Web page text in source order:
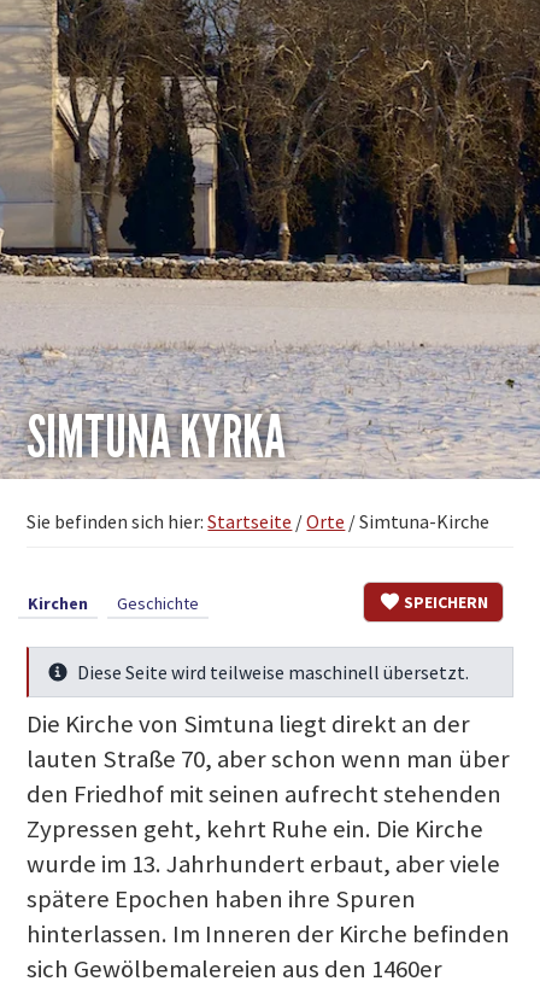
SIMTUNA KYRKA
Sie befinden sich hier:Startseite /Orte /Simtuna-Kirche
SPEICHERN
Kirchen Geschichte
Mehr Infos
Diese Seite wird teilweise maschinell übersetzt.
Die Kirche von Simtuna liegt direkt an der
lauten Straße 70, aber schon wenn man über
den Friedhof mit seinen aufrecht stehenden
Zypressen geht, kehrt Ruhe ein. Die Kirche
wurde im 13. Jahrhundert erbaut, aber viele
spätere Epochen haben ihre Spuren
hinterlassen. Im Inneren der Kirche befinden
sich Gewölbemalereien aus den 1460er